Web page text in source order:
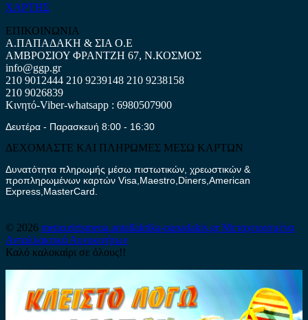
ΧΑΡΤΗΣ
ΕΠΙΚΟΙΝΩΝΙΑ
Α.ΠΑΠΑΔΑΚΗ & ΣΙΑ Ο.Ε
ΑΜΒΡΟΣΙΟΥ ΦΡΑΝΤΖΗ 67, Ν.ΚΟΣΜΟΣ
info@ggp.gr
210 9012444 210 9239148 210 9238158
210 9026839
Κινητό-Viber-whatsapp : 6980507900
Δευτέρα - Παρασκευή 8:00 - 16:30
ΔΕΧΟΜΑΣΤΕ ΚΑΙ ΠΛΗΡΩΜΕΣ ΜΕΣΩ ΚΑΡΤΩΝ
Δυνατότητα πληρωμής μέσω πιστωτικών, χρεωστικών &
προπληρωμένων καρτών Visa,Maestro,Diners,American
Express,MasterCard.
© 2026 metaxeirismena.antallaktika-papadakis.grΜεταχειρισμένα
Ανταλλακτικά Αυτοκινήτων
Καλό καλοκαίρι σε όλους!!